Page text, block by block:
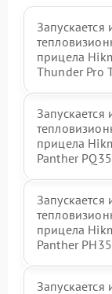
Запускается
прицела
Thunder Pro
Запускается
прицела
Panther
Запускается
прицела
Panther
Запускается